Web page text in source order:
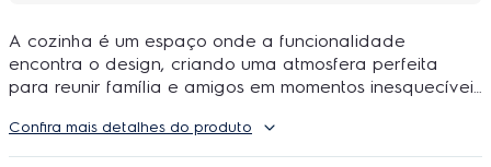
A cozinha é um espaço onde a funcionalidade
encontra o design, criando uma atmosfera perfeita
para reunir família e amigos em momentos inesquecíveis
cada vez mais integradosé uma tendência.
Confira mais detalhes do produto